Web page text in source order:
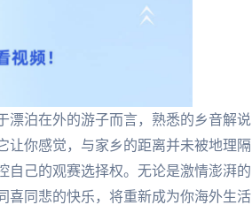
漂泊在外的游子而言，熟悉的乡音解说
让你感觉，与家乡的距离并未被地理隔
自己的观赛选择权。无论是激情澎湃的
喜同悲的快乐，将重新成为你海外生活